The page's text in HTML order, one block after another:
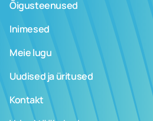
Õigusteenused
Inimesed
Meie lugu
Uudised ja üritused
Kontakt